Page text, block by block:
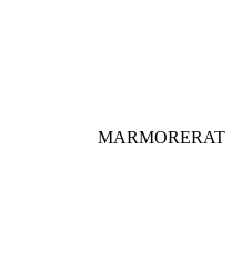
MARMORERAT